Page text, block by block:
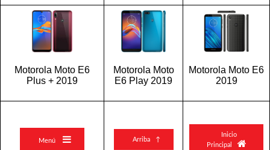
Motorola Moto E6
Plus + 2019
Motorola Moto
E6 Play 2019
Motorola Moto E6
2019
Menú  Arriba ↑
Inicio
Principal 